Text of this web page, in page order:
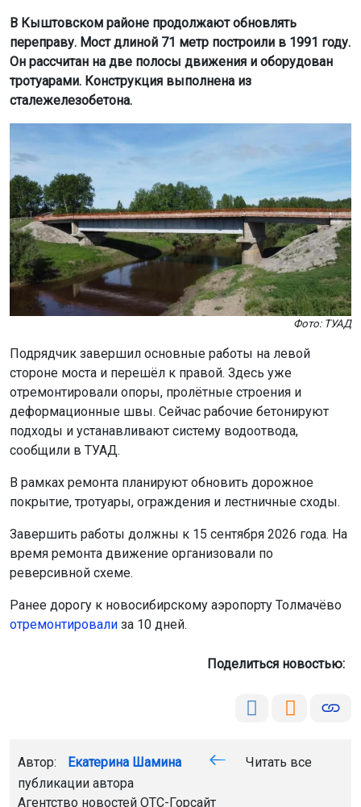
В Кыштовском районе продолжают обновлять
переправу. Мост длиной 71 метр построили в 1991 году.
Он рассчитан на две полосы движения и оборудован
тротуарами. Конструкция выполнена из
сталежелезобетона.
Фото: ТУАД
Подрядчик завершил основные работы на левой
стороне моста и перешёл к правой. Здесь уже
отремонтировали опоры, пролётные строения и
деформационные швы. Сейчас рабочие бетонируют
подходы и устанавливают систему водоотвода,
сообщили в ТУАД.
В рамках ремонта планируют обновить дорожное
покрытие, тротуары, ограждения и лестничные сходы.
Завершить работы должны к 15 сентября 2026 года. На
время ремонта движение организовали по
реверсивной схеме.
Ранее дорогу к новосибирскому аэропорту Толмачёво
отремонтировали за 10 дней.
Поделиться новостью:
Автор: Екатерина Шамина
Читать все
публикации автора
Агентство новостей ОТС-Горсайт